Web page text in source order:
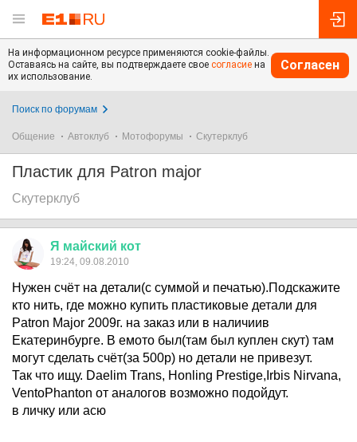
На информационном ресурсе применяются cookie-файлы.
Оставаясь на сайте, вы подтверждаете свое согласие на
их использование.
Согласен
Поиск по форумам
Общение Автоклуб Мотофорумы Скутерклуб
Пластик для Patron major
Скутерклуб
Я майский кот
19:24, 09.08.2010
Нужен счёт на детали(с суммой и печатью).Подскажите
кто нить, где можно купить пластиковые детали для
Patron Major 2009г. на заказ или в наличиив
Екатеринбурге. В емото был(там был куплен скут) там
могут сделать счёт(за 500р) но детали не привезут.
Так что ищу. Daelim Trans, Honling Prestige,Irbis Nirvana,
VentoPhanton от аналогов возможно подойдут.
в личку или асю